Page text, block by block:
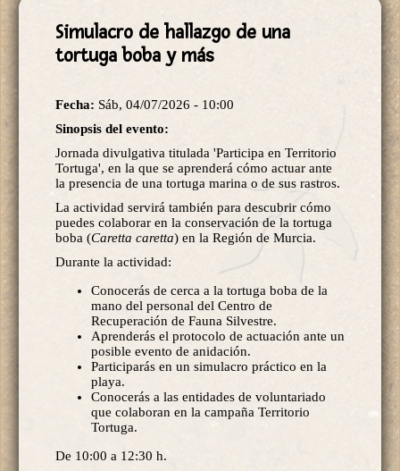
Simulacro de hallazgo de una
tortuga boba y más
Fecha: Sáb, 04/07/2026 - 10:00
Sinopsis del evento:
Jornada divulgativa titulada 'Participa en Territorio
Tortuga', en la que se aprenderá cómo actuar ante
la presencia de una tortuga marina o de sus rastros.
La actividad servirá también para descubrir cómo
puedes colaborar en la conservación de la tortuga
boba (Caretta caretta) en la Región de Murcia.
Durante la actividad:
Conocerás de cerca a la tortuga boba de la
mano del personal del Centro de
Recuperación de Fauna Silvestre.
Aprenderás el protocolo de actuación ante un
posible evento de anidación.
Participarás en un simulacro práctico en la
playa.
Conocerás a las entidades de voluntariado
que colaboran en la campaña Territorio
Tortuga.
De 10:00 a 12:30 h.